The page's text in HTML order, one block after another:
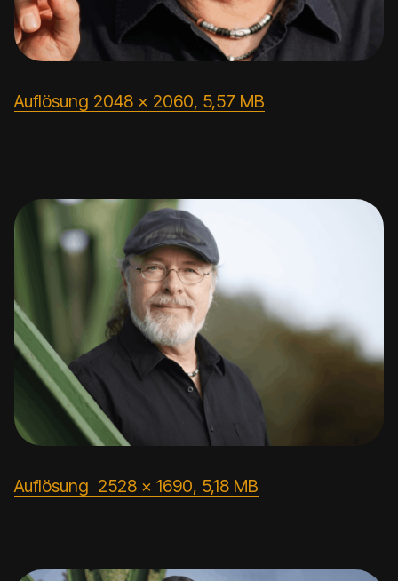
Auflösung 2048 x 2060, 5,57 MB
Auflösung 2528 x 1690, 5,18 MB